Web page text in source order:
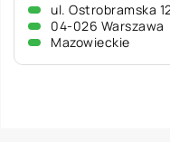
ul. Ostrobramska
04-026 Warszawa
Mazowieckie